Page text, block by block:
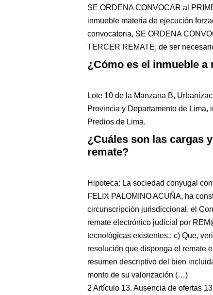
SE ORDENA CONVOCAR al
inmueble materia de ejecución
convocatoria, SE ORDENA
TERCER REMATE, de ser
¿Cómo es el inmueble a
Lote 10 de la Manzana B,
Provincia y Departamento de Lima,
Predios de Lima.
¿Cuáles son las cargas
remate?
Hipoteca: La sociedad conyugal
FELIX PALOMINO ACUÑA, ha
circunscripción jurisdiccional, el
remate electrónico judicial por
tecnológicas existentes.; c) Que,
resolución que disponga el remate
resumen descriptivo del bien
monto de su valorización (…)
2 Artículo 13. Ausencia de ofertas